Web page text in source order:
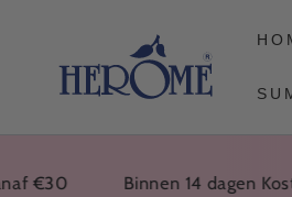
Binnen 14 dagen